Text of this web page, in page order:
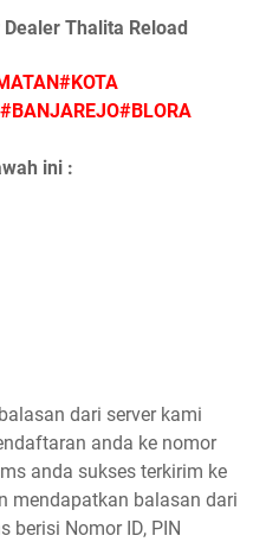
Thalita Reload
ini :
dari server kami
anda ke nomor
anda sukses terkirim ke
mendapatkan balasan dari
berisi Nomor ID, PIN